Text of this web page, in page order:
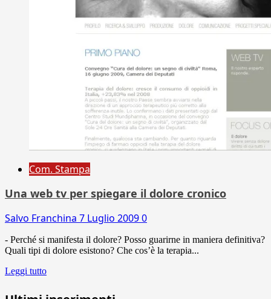
Com. Stampa
Una web tv per spiegare il dolore cronico
Salvo Franchina 7 Luglio 20090
- Perché si manifesta il dolore? Posso guarirne in maniera definitiva?
Quali tipi di dolore esistono? Che cos’è la terapia...
Leggi tutto